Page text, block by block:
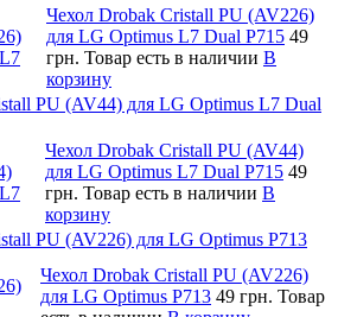
Чехол Drobak Cristall PU (AV226)
для LG Optimus L7 Dual P715 49
грн. Товар есть в наличии В
корзину
PU (AV44) для LG Optimus L7 Dual
Чехол Drobak Cristall PU (AV44)
для LG Optimus L7 Dual P715 49
грн. Товар есть в наличии В
корзину
PU (AV226) для LG Optimus P713
Чехол Drobak Cristall PU (AV226)
для LG Optimus P713 49 грн. Товар